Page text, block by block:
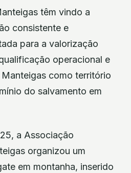
têm vindo a
consistente e
para a valorização
operacional e
como território
do salvamento em
a Associação
organizou um
em montanha, inserido